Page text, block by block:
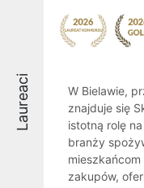
Laureaci
W Bielawie,
znajduje się
istotną rolę
branży
zakupów,